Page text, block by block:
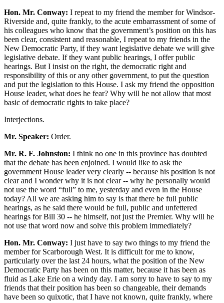
Hon. Mr. Conway: I repeat to my friend the member for Windsor-
Riverside and, quite frankly, to the acute embarrassment of some of
his colleagues who know that the government’s position on this has
been clear, consistent and reasonable, I repeat to my friends in the
New Democratic Party, if they want legislative debate we will give
legislative debate. If they want public hearings, I offer public
hearings. But I insist on the right, the democratic right and
responsibility of this or any other government, to put the question
and put the legislation to this House. I ask my friend the opposition
House leader, what does he fear? Why will he not allow that most
basic of democratic rights to take place?
Interjections.
Mr. Speaker: Order.
Mr. R. F. Johnston: I think no one in this province has doubted
that the debate has been enjoined. I would like to ask the
government House leader very clearly -- because his position is not
clear and I wonder why it is not clear -- why he personally would
not use the word “full” to me, yesterday and even in the House
today? All we are asking him to say is that there be full public
hearings, as he said there would be full, public and unfettered
hearings for Bill 30 -- he himself, not just the Premier. Why will he
not use that word now and solve this problem immediately?
Hon. Mr. Conway: I just have to say two things to my friend the
member for Scarborough West. It is difficult for me to know,
particularly over the last 24 hours, what the position of the New
Democratic Party has been on this matter, because it has been as
fluid as Lake Erie on a windy day. I am sorry to have to say to my
friends that their position has been so changeable, their demands
have been so quixotic, that I have not known, quite frankly, where